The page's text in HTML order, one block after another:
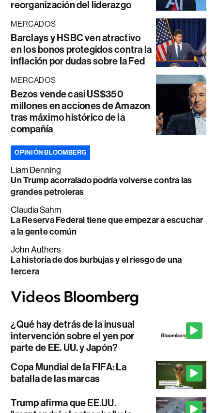
reorganización del liderazgo
MERCADOS
Barclays y HSBC ven atractivo
en los bonos protegidos contra la
inflación por dudas sobre la Fed
MERCADOS
Bezos vende casi US$350
millones en acciones de Amazon
tras máximo histórico de la
compañía
OPINIÓN BLOOMBERG
Liam Denning
Un Trump acorralado podría volverse contra las
grandes petroleras
Claudia Sahm
La Reserva Federal tiene que empezar a escuchar
a la gente común
John Authers
La historia de dos burbujas y el riesgo de una
tercera
¿Qué hay detrás de la inusual
intervención sobre el yen por
parte de EE. UU. y Japón?
Copa Mundial de la FIFA: La
batalla de las marcas
Trump afirma que EE.UU.